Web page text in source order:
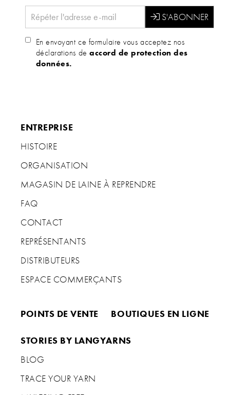
le complément parfait pour tous les amateurs et
amatrices de travaux d'aiguilles qui ont déjà tout. Il
permet d'apporter aux ouvrages tricot ou crochet
réalisés avec amour l'entretien et le soin qu'ils méritent
– pour qu'ils rayonnent encore après les fêtes.
d'aiguilles qui serait aussi un bijou ? C'est possible avec
sterling 925 de chez addi ! Il allie un adorable design
pour les projets en colorwork complexes ou le tricot
have pour votre meilleure tricopine !
d'amarante
Pochettes et sac
En envoyant ce formulaire vous acceptez nos
déclarations deaccord de protection des
données.
ENTREPRISE
HISTOIRE
ORGANISATION
MAGASIN DE LAINE À REPRENDRE
FAQ
CONTACT
REPRÉSENTANTS
DISTRIBUTEURS
ESPACE COMMERÇANTS
POINTS DE VENTE BOUTIQUES EN LIGNE
STORIES BY LANGYARNS
BLOG
TRACE YOUR YARN